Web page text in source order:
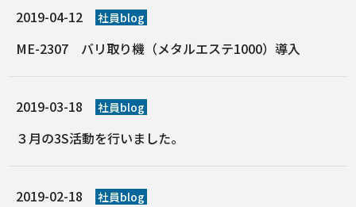
2019-04-12 社員blog
ME-2307 バリ取り機（メタルエステ1000）導入
2019-03-18 社員blog
３月の3S活動を行いました。
2019-02-18 社員blog